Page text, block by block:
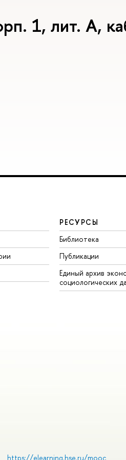
1, лит. А,
РЕСУРСЫ
Библиотека
Публикации
Единый архив
социологических
https://elearning.hse.ru/mooc